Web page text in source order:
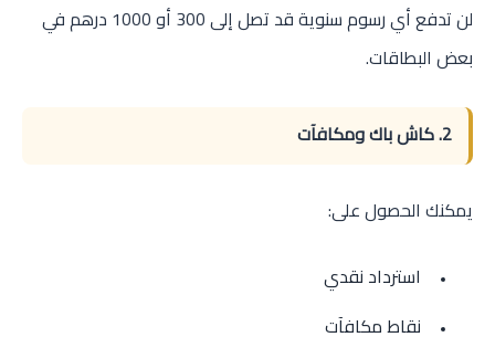
لن تدفع أي رسوم سنوية قد تصل إلى 300 أو 1000 درهم في
بعض البطاقات.
2. كاش باك ومكافآت
يمكنك الحصول على:
استرداد نقدي
نقاط مكافآت